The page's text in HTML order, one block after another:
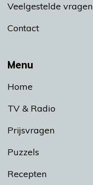
Menu
Home
TV & Radio
Prijsvragen
Puzzels
Recepten
Veelgestelde vragen
Contact